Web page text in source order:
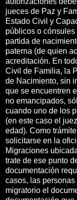
jueces de Paz y
Estado Civil y
públicos o
partida de
paterna (de quien
acreditación. En
Civil de Familia, la
de Nacimiento, sin
que se encuentren
no emancipados,
cuando uno de los
(en este caso el
edad). Como
solicitarse en la
Migraciones
trate de ese punto
documentación
casos, las personas
migratorio el